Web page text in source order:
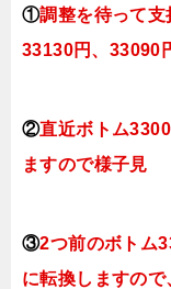
①調整を待って支
33130円、 33090
②直近ボトム
ますので様子見
③2つ前のボトム
に転換しますので